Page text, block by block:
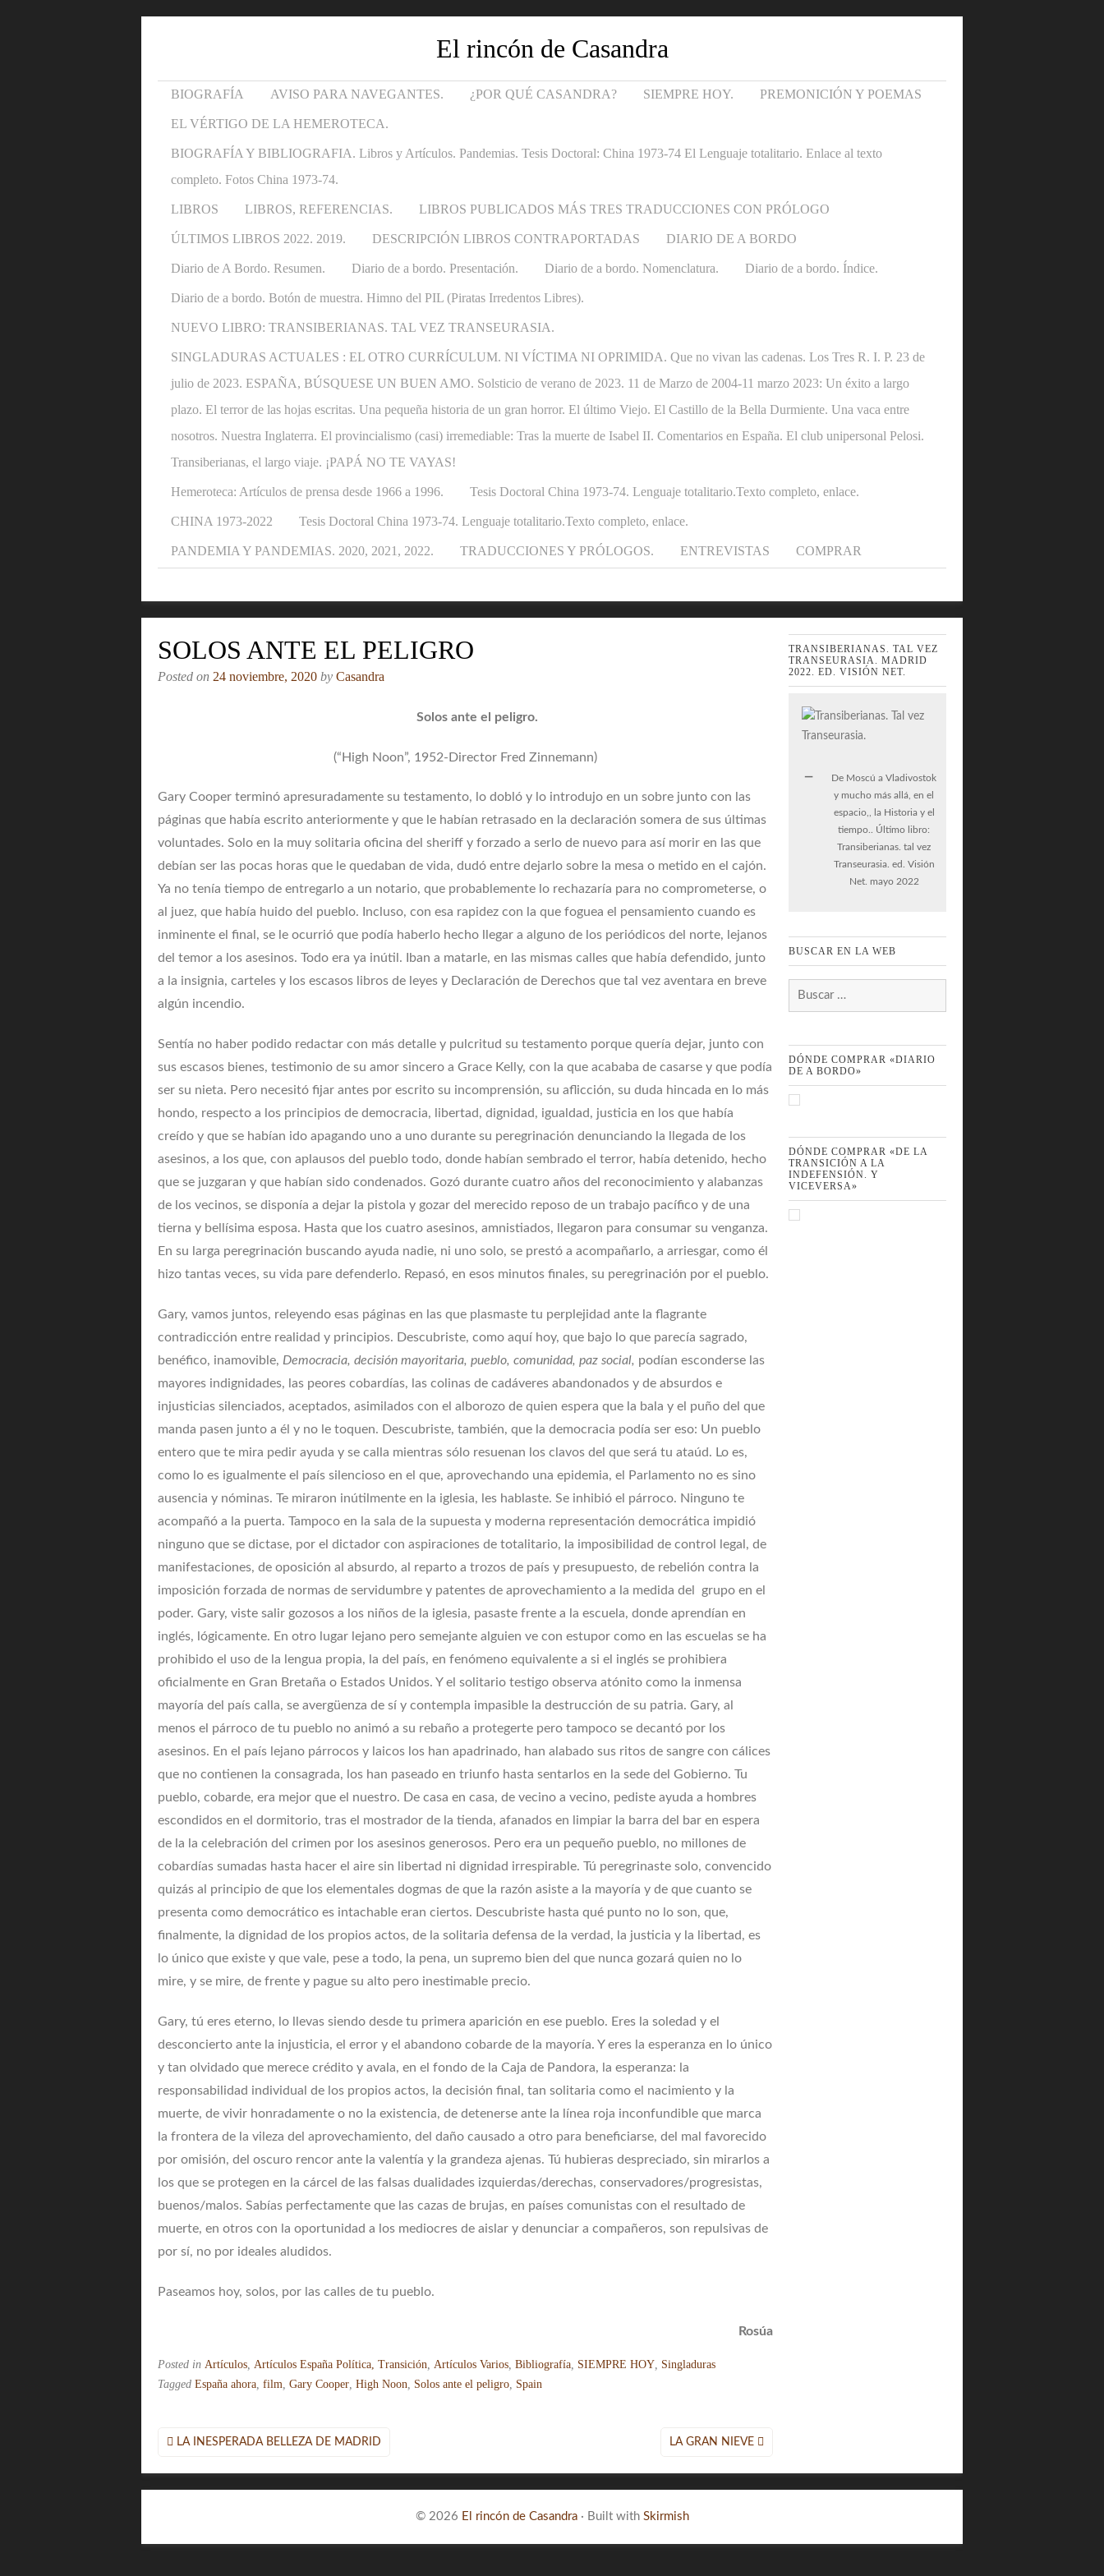
El rincón de Casandra
BIOGRAFÍA AVISO PARA NAVEGANTES. ¿POR QUÉ CASANDRA? SIEMPRE HOY. PREMONICIÓN Y POEMAS
EL VÉRTIGO DE LA HEMEROTECA.
BIOGRAFÍA Y BIBLIOGRAFIA. Libros y Artículos. Pandemias. Tesis Doctoral: China 1973-74 El Lenguaje totalitario. Enlace al texto
completo. Fotos China 1973-74.
LIBROS LIBROS, REFERENCIAS. LIBROS PUBLICADOS MÁS TRES TRADUCCIONES CON PRÓLOGO
ÚLTIMOS LIBROS 2022. 2019. DESCRIPCIÓN LIBROS CONTRAPORTADAS DIARIO DE A BORDO
Diario de A Bordo. Resumen. Diario de a bordo. Presentación. Diario de a bordo. Nomenclatura. Diario de a bordo. Índice.
Diario de a bordo. Botón de muestra. Himno del PIL (Piratas Irredentos Libres).
NUEVO LIBRO: TRANSIBERIANAS. TAL VEZ TRANSEURASIA.
SINGLADURAS ACTUALES : EL OTRO CURRÍCULUM. NI VÍCTIMA NI OPRIMIDA. Que no vivan las cadenas. Los Tres R. I. P. 23 de
julio de 2023. ESPAÑA, BÚSQUESE UN BUEN AMO. Solsticio de verano de 2023. 11 de Marzo de 2004-11 marzo 2023: Un éxito a largo
plazo. El terror de las hojas escritas. Una pequeña historia de un gran horror. El último Viejo. El Castillo de la Bella Durmiente. Una vaca entre
nosotros. Nuestra Inglaterra. El provincialismo (casi) irremediable: Tras la muerte de Isabel II. Comentarios en España. El club unipersonal Pelosi.
Transiberianas, el largo viaje. ¡PAPÁ NO TE VAYAS!
Hemeroteca: Artículos de prensa desde 1966 a 1996. Tesis Doctoral China 1973-74. Lenguaje totalitario.Texto completo, enlace.
CHINA 1973-2022 Tesis Doctoral China 1973-74. Lenguaje totalitario.Texto completo, enlace.
PANDEMIA Y PANDEMIAS. 2020, 2021, 2022. TRADUCCIONES Y PRÓLOGOS. ENTREVISTAS COMPRAR
SOLOS ANTE EL PELIGRO
Posted on 24 noviembre, 2020 by Casandra
Solos ante el peligro.
(“High Noon”, 1952-Director Fred Zinnemann)
Gary Cooper terminó apresuradamente su testamento, lo dobló y lo introdujo en un sobre junto con las
páginas que había escrito anteriormente y que le habían retrasado en la declaración somera de sus últimas
voluntades. Solo en la muy solitaria oficina del sheriff y forzado a serlo de nuevo para así morir en las que
debían ser las pocas horas que le quedaban de vida, dudó entre dejarlo sobre la mesa o metido en el cajón.
Ya no tenía tiempo de entregarlo a un notario, que probablemente lo rechazaría para no comprometerse, o
al juez, que había huido del pueblo. Incluso, con esa rapidez con la que foguea el pensamiento cuando es
inminente el final, se le ocurrió que podía haberlo hecho llegar a alguno de los periódicos del norte, lejanos
del temor a los asesinos. Todo era ya inútil. Iban a matarle, en las mismas calles que había defendido, junto
a la insignia, carteles y los escasos libros de leyes y Declaración de Derechos que tal vez aventara en breve
algún incendio.
Sentía no haber podido redactar con más detalle y pulcritud su testamento porque quería dejar, junto con
sus escasos bienes, testimonio de su amor sincero a Grace Kelly, con la que acababa de casarse y que podía
ser su nieta. Pero necesitó fijar antes por escrito su incomprensión, su aflicción, su duda hincada en lo más
hondo, respecto a los principios de democracia, libertad, dignidad, igualdad, justicia en los que había
creído y que se habían ido apagando uno a uno durante su peregrinación denunciando la llegada de los
asesinos, a los que, con aplausos del pueblo todo, donde habían sembrado el terror, había detenido, hecho
que se juzgaran y que habían sido condenados. Gozó durante cuatro años del reconocimiento y alabanzas
de los vecinos, se disponía a dejar la pistola y gozar del merecido reposo de un trabajo pacífico y de una
tierna y bellísima esposa. Hasta que los cuatro asesinos, amnistiados, llegaron para consumar su venganza.
En su larga peregrinación buscando ayuda nadie, ni uno solo, se prestó a acompañarlo, a arriesgar, como él
hizo tantas veces, su vida pare defenderlo. Repasó, en esos minutos finales, su peregrinación por el pueblo.
Gary, vamos juntos, releyendo esas páginas en las que plasmaste tu perplejidad ante la flagrante
contradicción entre realidad y principios. Descubriste, como aquí hoy, que bajo lo que parecía sagrado,
benéfico, inamovible, Democracia, decisión mayoritaria, pueblo, comunidad, paz social, podían esconderse las
mayores indignidades, las peores cobardías, las colinas de cadáveres abandonados y de absurdos e
injusticias silenciados, aceptados, asimilados con el alborozo de quien espera que la bala y el puño del que
manda pasen junto a él y no le toquen. Descubriste, también, que la democracia podía ser eso: Un pueblo
entero que te mira pedir ayuda y se calla mientras sólo resuenan los clavos del que será tu ataúd. Lo es,
como lo es igualmente el país silencioso en el que, aprovechando una epidemia, el Parlamento no es sino
ausencia y nóminas. Te miraron inútilmente en la iglesia, les hablaste. Se inhibió el párroco. Ninguno te
acompañó a la puerta. Tampoco en la sala de la supuesta y moderna representación democrática impidió
ninguno que se dictase, por el dictador con aspiraciones de totalitario, la imposibilidad de control legal, de
manifestaciones, de oposición al absurdo, al reparto a trozos de país y presupuesto, de rebelión contra la
imposición forzada de normas de servidumbre y patentes de aprovechamiento a la medida del grupo en el
poder. Gary, viste salir gozosos a los niños de la iglesia, pasaste frente a la escuela, donde aprendían en
inglés, lógicamente. En otro lugar lejano pero semejante alguien ve con estupor como en las escuelas se ha
prohibido el uso de la lengua propia, la del país, en fenómeno equivalente a si el inglés se prohibiera
oficialmente en Gran Bretaña o Estados Unidos. Y el solitario testigo observa atónito como la inmensa
mayoría del país calla, se avergüenza de sí y contempla impasible la destrucción de su patria. Gary, al
menos el párroco de tu pueblo no animó a su rebaño a protegerte pero tampoco se decantó por los
asesinos. En el país lejano párrocos y laicos los han apadrinado, han alabado sus ritos de sangre con cálices
que no contienen la consagrada, los han paseado en triunfo hasta sentarlos en la sede del Gobierno. Tu
pueblo, cobarde, era mejor que el nuestro. De casa en casa, de vecino a vecino, pediste ayuda a hombres
escondidos en el dormitorio, tras el mostrador de la tienda, afanados en limpiar la barra del bar en espera
de la la celebración del crimen por los asesinos generosos. Pero era un pequeño pueblo, no millones de
cobardías sumadas hasta hacer el aire sin libertad ni dignidad irrespirable. Tú peregrinaste solo, convencido
quizás al principio de que los elementales dogmas de que la razón asiste a la mayoría y de que cuanto se
presenta como democrático es intachable eran ciertos. Descubriste hasta qué punto no lo son, que,
finalmente, la dignidad de los propios actos, de la solitaria defensa de la verdad, la justicia y la libertad, es
lo único que existe y que vale, pese a todo, la pena, un supremo bien del que nunca gozará quien no lo
mire, y se mire, de frente y pague su alto pero inestimable precio.
Gary, tú eres eterno, lo llevas siendo desde tu primera aparición en ese pueblo. Eres la soledad y el
desconcierto ante la injusticia, el error y el abandono cobarde de la mayoría. Y eres la esperanza en lo único
y tan olvidado que merece crédito y avala, en el fondo de la Caja de Pandora, la esperanza: la
responsabilidad individual de los propios actos, la decisión final, tan solitaria como el nacimiento y la
muerte, de vivir honradamente o no la existencia, de detenerse ante la línea roja inconfundible que marca
la frontera de la vileza del aprovechamiento, del daño causado a otro para beneficiarse, del mal favorecido
por omisión, del oscuro rencor ante la valentía y la grandeza ajenas. Tú hubieras despreciado, sin mirarlos a
los que se protegen en la cárcel de las falsas dualidades izquierdas/derechas, conservadores/progresistas,
buenos/malos. Sabías perfectamente que las cazas de brujas, en países comunistas con el resultado de
muerte, en otros con la oportunidad a los mediocres de aislar y denunciar a compañeros, son repulsivas de
por sí, no por ideales aludidos.
Paseamos hoy, solos, por las calles de tu pueblo.
Rosúa
Posted in Artículos, Artículos España Política, Transición, Artículos Varios, Bibliografía, SIEMPRE HOY, Singladuras
Tagged España ahora, film, Gary Cooper, High Noon, Solos ante el peligro, Spain
Navegación
entradas
LA INESPERADA BELLEZA DE MADRID LA GRAN NIEVE
TRANSIBERIANAS. TAL VEZ
TRANSEURASIA. MADRID
2022. ED. VISIÓN NET.
De Moscú a Vladivostok
y mucho más allá, en el
espacio,, la Historia y el
tiempo.. Último libro:
Transiberianas. tal vez
Transeurasia. ed. Visión
Net. mayo 2022
BUSCAR EN LA WEB
Buscar:
DÓNDE COMPRAR «DIARIO
DE A BORDO»
DÓNDE COMPRAR «DE LA
TRANSICIÓN A LA
INDEFENSIÓN. Y
VICEVERSA»
© 2026 El rincón de Casandra · Built with Skirmish